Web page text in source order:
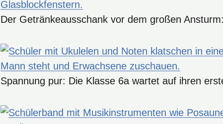
Der Getränkeausschank vor dem großen
Spannung pur: Die Klasse 6a wartet auf ihren